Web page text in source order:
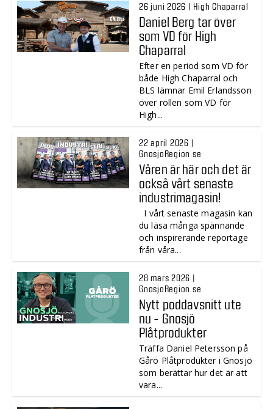
26 juni 2026 | High Chaparral
Daniel Berg tar över
som VD för High
Chaparral
Efter en period som VD för
både High Chaparral och
BLS lämnar Emil Erlandsson
över rollen som VD för
High...
22 april 2026 |
GnosjoRegion.se
Våren är här och det är
också vårt senaste
industrimagasin!
I vårt senaste magasin kan
du läsa många spännande
och inspirerande reportage
från våra...
28 mars 2026 |
GnosjoRegion.se
Nytt poddavsnitt ute
nu - Gnosjö
Plåtprodukter
Träffa Daniel Petersson på
Gårö Plåtprodukter i Gnosjö
som berättar hur det är att
vara...